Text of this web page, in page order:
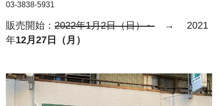
03-3838-5931
販売開始： 2022年1月2日（日）～ → 2021
年12月27日（月）